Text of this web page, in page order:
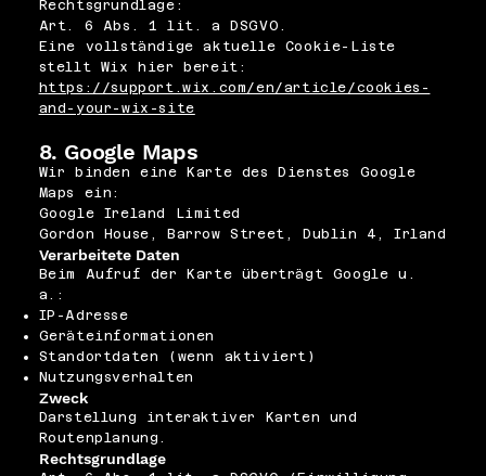
Rechtsgrundlage:
Art. 6 Abs. 1 lit. a DSGVO.
Eine vollständige aktuelle Cookie-Liste
stellt Wix hier bereit:
https://support.wix.com/en/article/cookies-
and-your-wix-site
8. Google Maps
Wir binden eine Karte des Dienstes Google
Maps ein:
Google Ireland Limited
Gordon House, Barrow Street, Dublin 4, Irland
Verarbeitete Daten
Beim Aufruf der Karte überträgt Google u.
a.:
IP-Adresse
Geräteinformationen
Standortdaten (wenn aktiviert)
Nutzungsverhalten
Zweck
Darstellung interaktiver Karten und
Routenplanung.
Rechtsgrundlage